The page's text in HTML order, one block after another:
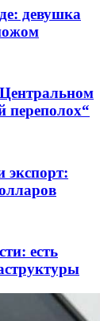
девушка
переполох“
экспорт:
есть